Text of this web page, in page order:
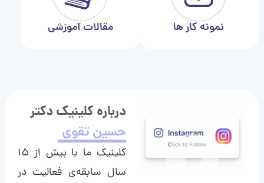
نمونه کار ها مقالات آموزشی
درباره کلینیک دکتر
حسین تقوی
کلینیک ما با بیش از ۱۵
سال سابقه‌ی فعالیت در